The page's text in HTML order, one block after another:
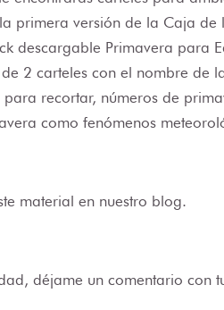
primera versión de la Caja
descargable Primavera para
de 2 carteles con el nombre de
recortar, números de
como fenómenos
material en nuestro blog.
déjame un comentario con